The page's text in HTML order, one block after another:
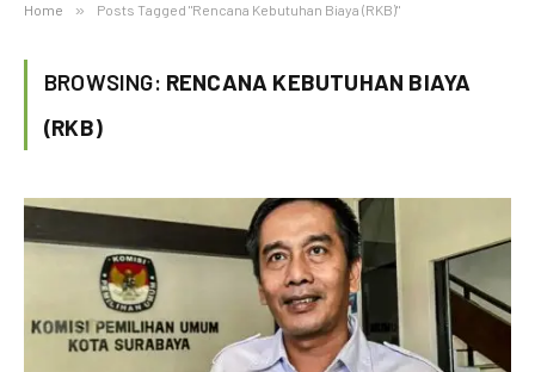
Home » Posts Tagged "Rencana Kebutuhan Biaya (RKB)"
BROWSING: RENCANA KEBUTUHAN BIAYA
(RKB)